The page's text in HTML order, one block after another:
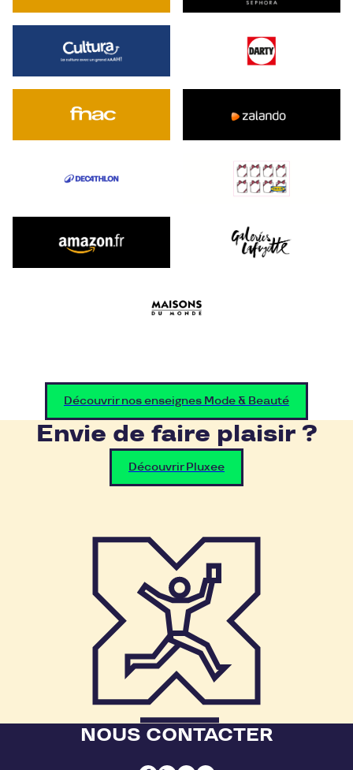
Découvrir nos enseignes Mode & Beauté
Envie de faire plaisir ?
Découvrir Pluxee
NOUS CONTACTER